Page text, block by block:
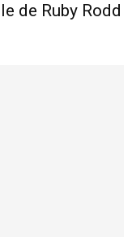
de Ruby Rodd